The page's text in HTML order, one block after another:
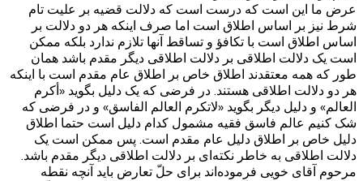
عرض ما این است که درست است که دلالت قضیه بر علیت تام
شرط نیز بر اساس اطلاق است اما صرف اینکه هر دو دلالت بر
اساس اطلاق است با تکافؤ و تساقط آنها تلازم ندارد بلکه ممکن
است یک دلالت اطلاقی بر دلالت اطلاقی دیگر مقدم باشد همان
طور که همه معتقدند اطلاق خاص بر اطلاق عام مقدم است با اینکه
هر دو دلالت اطلاقی هستند. در فرضی که یک دلیل بگوید «أکرم
العالم» و دلیل دیگر بگوید «لاتکرم العالم الفاسق» و در فرضی که
شک کنیم عالم فاسق فقیه مشمول کدام دلیل است حتما اطلاق
دلیل خاص بر اطلاق دلیل عام مقدم است. پس ممکن است یک
دلالت اطلاقی به خاطر نکته‌ای بر دلالت اطلاقی دیگر مقدم باشد.
مرحوم آقای خویی فرموده‌اند برای حلّ تعارض باید آنچه نقطه